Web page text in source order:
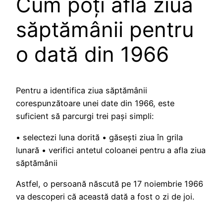
săptămânii pentru
o dată din 1966
Pentru a identifica ziua săptămânii
corespunzătoare unei date din 1966, este
suficient să parcurgi trei pași simpli:
• selectezi luna dorită • găsești ziua în grila
lunară • verifici antetul coloanei pentru a afla ziua
săptămânii
Astfel, o persoană născută pe 17 noiembrie 1966
va descoperi că această dată a fost o zi de joi.